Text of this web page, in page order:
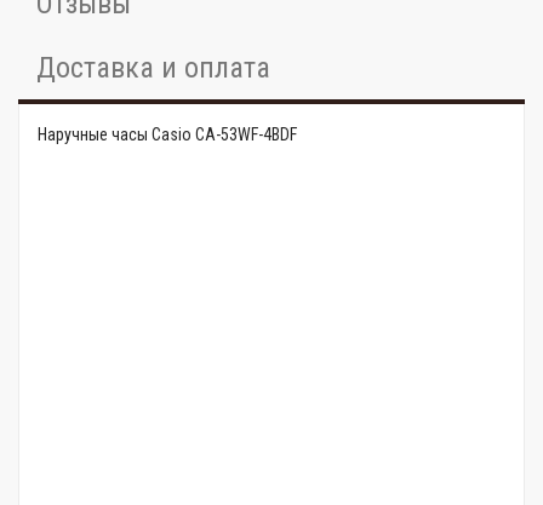
Доставка и оплата
Наручные часы Casio CA-53WF-4BDF